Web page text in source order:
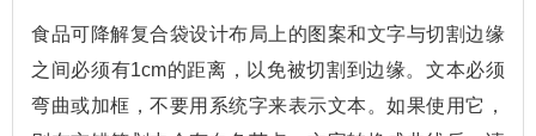
食品可降解复合袋设计布局上的图案和文字与切割边缘
之间必须有1cm的距离，以免被切割到边缘。文本必须
弯曲或加框，不要用系统字来表示文本。如果使用它，